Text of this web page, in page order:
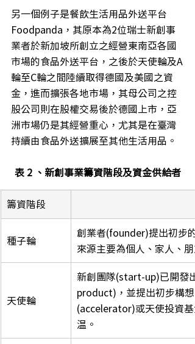
另一個例子是餐飲生活用品外送平台
Foodpanda，其原本為2位瑞士新創事
業者於新加坡所創立之經營東南亞各國
市場的食品外送平台，之後於天使輪及A
輪至C輪之間陸續取得德國及美國之資
金，進而擴張各地市場，其母公司之控
股公司則在股權交易後於德國上市，亞
洲市場仍是其經營重心，尤其是在臺灣
持續由食品外送擴展至其他生活用品。
表 2 、新創事業籌資階段及資金供給者
籌資階段
種子輪
創業者(founder)提出初步
來源主要為個人、家人、朋
天使輪
新創團隊(start-up)已開發
product)，並提出初步構
(accelerator)或天使投資
温。